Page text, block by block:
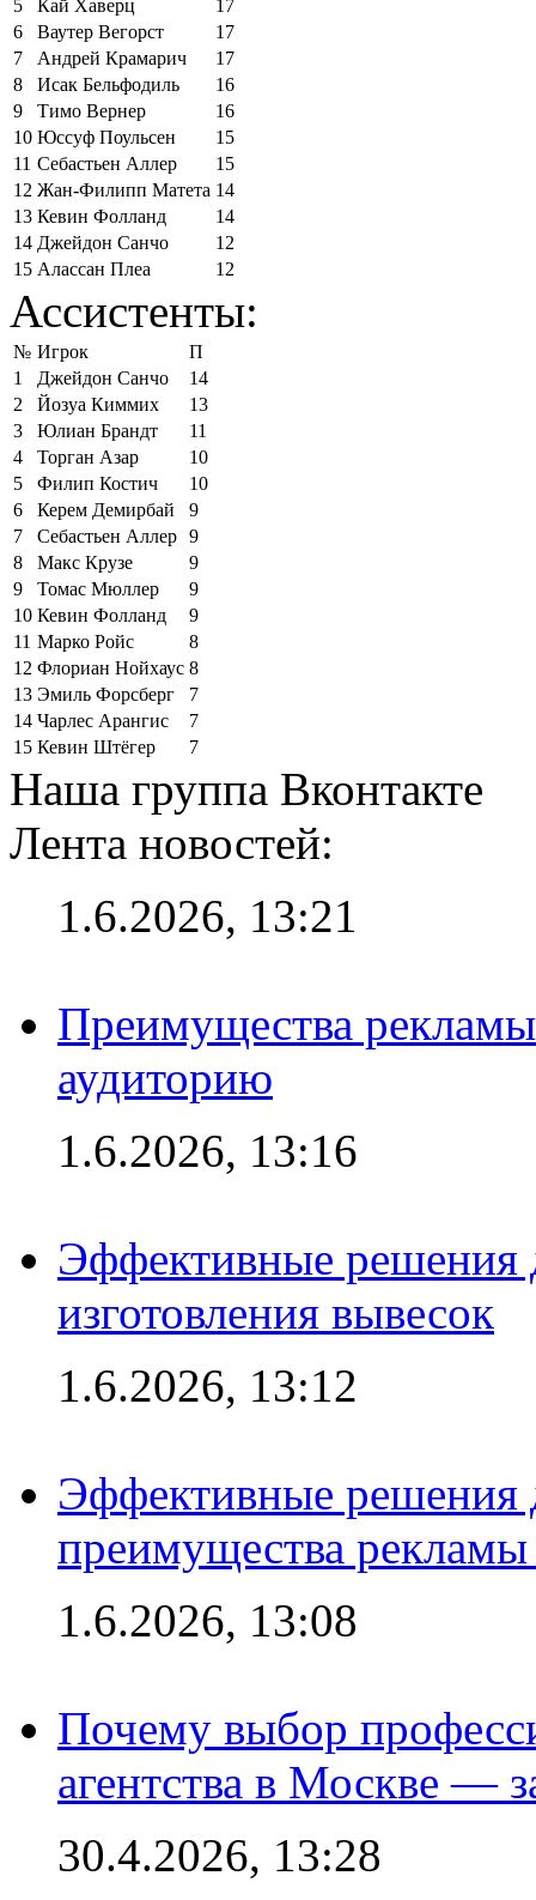
5
Кай Хаверц
17
6
Ваутер Вегорст
17
7
Андрей Крамарич
17
8
Исак Бельфодиль
16
9
Тимо Вернер
16
10 Юссуф Поульсен
15
11 Себастьен Аллер
15
12 Жан-Филипп Матета 14
13 Кевин Фолланд
14
14 Джейдон Санчо
12
15 Алассан Плеа 12
Ассистенты:
№ Игрок
П
1
Джейдон Санчо
14
2
Йозуа Киммих
13
3
Юлиан Брандт
11
4
Торган Азар
10
5
Филип Костич
10
6
Керем Демирбай
9
7
Себастьен Аллер 9
8
Макс Крузе
9
9
Томас Мюллер
9
10 Кевин Фолланд
9
11 Марко Ройс
8
12 Флориан Нойхаус 8
13 Эмиль Форсберг
7
14 Чарлес Арангис
7
15 Кевин Штёгер 7
Наша группа Вконтакте
Лента новостей:
1.6.2026, 13:21
Преимущества
аудиторию
1.6.2026, 13:16
Эффективные решения
изготовления вывесок
1.6.2026, 13:12
Эффективные решения
преимущества рекламы
1.6.2026, 13:08
Почему выбор
агентства в Москве —
30.4.2026, 13:28